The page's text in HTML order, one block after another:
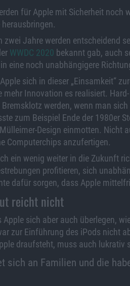
für Apple mit Sicherheit noch
zwei Jahre werden entscheidend
WWDC 2020 bekannt gab, auch
eine noch unabhängigere
sich in dieser „Einsamkeit“
mehr Innovation es realisiert.
werden, wenn man
zum Beispiel Ende der 1980er
Design einmotten. Nicht
Computerchips anzufertigen.
ein wenig weiter in die Zukunft
profitieren, sich
dafür sorgen, dass Apple
reicht nicht
Apple sich aber auch überlegen,
zur Einführung des iPods nicht
draufsteht, muss auch lukrativ
sich an Familien und die